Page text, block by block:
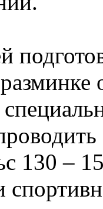
130 –